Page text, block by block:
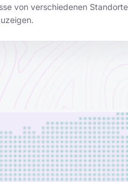
von verschiedenen